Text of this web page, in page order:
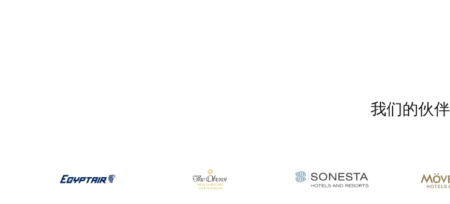
我们的伙伴